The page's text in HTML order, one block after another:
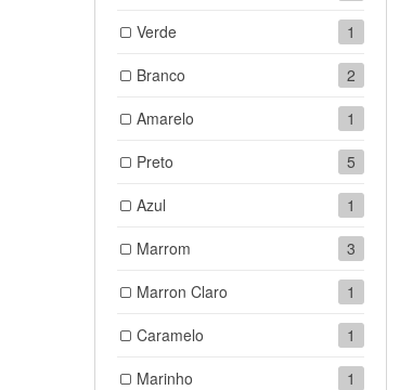
Verde
1
Branco
2
Amarelo
1
Preto
5
Azul
1
Marrom
3
Marron Claro
1
Caramelo
1
Marinho
1